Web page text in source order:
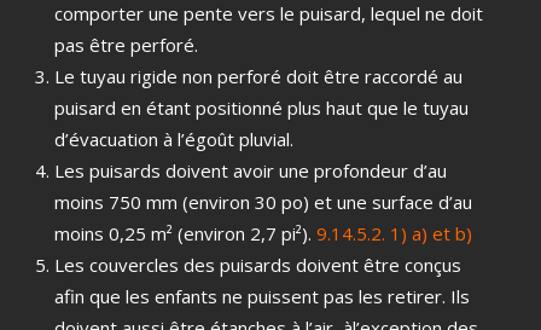
comporter une pente vers le puisard, lequel ne doit
pas être perforé.
Le tuyau rigide non perforé doit être raccordé au
puisard en étant positionné plus haut que le tuyau
d’évacuation à l’égoût pluvial.
Les puisards doivent avoir une profondeur d’au
moins 750 mm (environ 30 po) et une surface d’au
moins 0,25 m² (environ 2,7 pi²). 9.14.5.2. 1) a) et b)
Les couvercles des puisards doivent être conçus
afin que les enfants ne puissent pas les retirer. Ils